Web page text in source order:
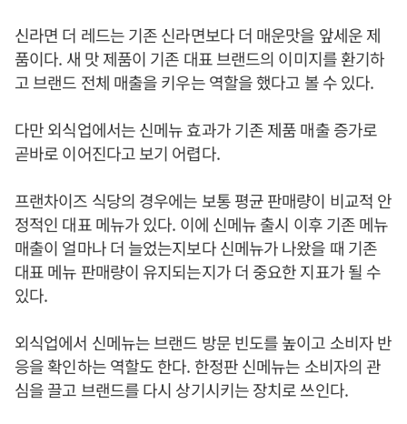
신라면 더 레드는 기존 신라면보다 더 매운맛을 앞세운 제
품이다. 새 맛 제품이 기존 대표 브랜드의 이미지를 환기하
고 브랜드 전체 매출을 키우는 역할을 했다고 볼 수 있다.
다만 외식업에서는 신메뉴 효과가 기존 제품 매출 증가로
곧바로 이어진다고 보기 어렵다.
프랜차이즈 식당의 경우에는 보통 평균 판매량이 비교적 안
정적인 대표 메뉴가 있다. 이에 신메뉴 출시 이후 기존 메뉴
매출이 얼마나 더 늘었는지보다 신메뉴가 나왔을 때 기존
대표 메뉴 판매량이 유지되는지가 더 중요한 지표가 될 수
있다.
외식업에서 신메뉴는 브랜드 방문 빈도를 높이고 소비자 반
응을 확인하는 역할도 한다. 한정판 신메뉴는 소비자의 관
심을 끌고 브랜드를 다시 상기시키는 장치로 쓰인다.